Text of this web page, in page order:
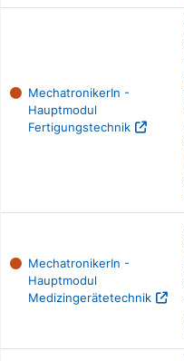
MechatronikerIn -
Hauptmodul
Fertigungstechnik
MechatronikerIn -
Hauptmodul
Medizingerätetechnik